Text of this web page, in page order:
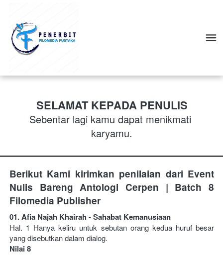
SELAMAT KEPADA PENULIS
Sebentar lagi kamu dapat menikmati
karyamu.
Berikut Kami kirimkan penilaian dari Event
Nulis Bareng Antologi Cerpen | Batch 8
Filomedia Publisher
01. Afia Najah Khairah - Sahabat Kemanusiaan
Hal. 1 Hanya keliru untuk sebutan orang kedua huruf besar
yang disebutkan dalam dialog.
Nilai 8